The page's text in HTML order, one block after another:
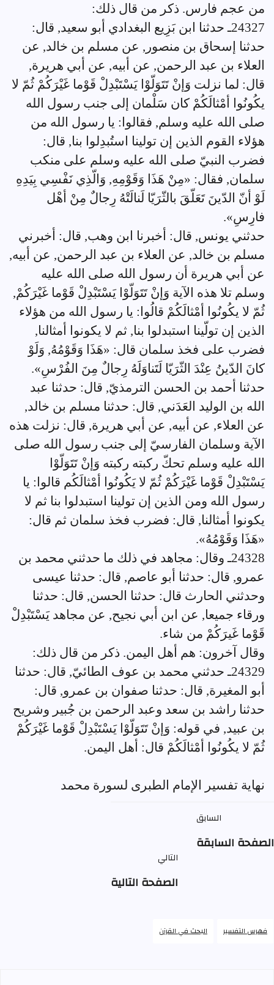
من عجم فارس. ذكر من قال ذلك:
24327ـ حدثنا ابن بَزِيع البغدادي أبو سعيد, قال:
حدثنا إسحاق بن منصور, عن مسلم بن خالد, عن
العلاء بن عبد الرحمن, عن أبيه, عن أبي هريرة,
قال: لما نزلت وَإنْ تَتَوَلّوْا يَسْتَبْدِلْ قَوْما غَيْرَكُمْ ثُمّ لا
يكُونُوا أمْثالَكُمْ كان سَلْمان إلى جنب رسول الله
صلى الله عليه وسلم, فقالوا: يا رسول الله من
هؤلاء القوم الذين إن تولينا استُبدِلوا بنا, قال:
فضرب النبيّ صلى الله عليه وسلم على منكب
سلمان, فقال: «مِنْ هَذَا وَقَوْمِهِ, وَالّذِي نَفْسِي بِيَدِهِ
لَوْ أنّ الدّينَ تَعَلّقَ بالثّرَيّا لَنالَتْهُ رِجالٌ مِنْ أهْل
فارِسِ».
حدثني يونس, قال: أخبرنا ابن وهب, قال: أخبرني
مسلم بن خالد, عن العلاء بن عبد الرحمن, عن أبيه,
عن أبي هريرة أن رسول الله صلى الله عليه
وسلم تلا هذه الآية وَإنْ تَتَوَلّوْا يَسْتَبْدِلْ قَوْما غَيْرَكُمْ,
ثُمّ لا يكُونُوا أمْثالَكُمْ قالُوا: يا رسول الله من هؤلاء
الذين إن تولّينا استبدلوا بنا, ثم لا يكونوا أمثالنا,
فضرب على فخذ سلمان قال: «هَذَا وَقَوْمُهُ, وَلَوْ
كانَ الدّينُ عِنْدَ الثّرَيّا لَتَناوَلَهُ رِجالٌ مِنَ الفُرْسِ».
حدثنا أحمد بن الحسن الترمذيّ, قال: حدثنا عبد
الله بن الوليد العَدَني, قال: حدثنا مسلم بن خالد,
عن العلاء, عن أبيه, عن أبي هريرة, قال: نزلت هذه
الآية وسلمان الفارسيّ إلى جنب رسول الله صلى
الله عليه وسلم تحكّ ركبته ركبته وَإنْ تَتَوَلّوْا
يَسْتَبْدِلْ قَوْما غَيْرَكُمْ ثُمّ لا يَكُونُوا أمْثالَكُم قالوا: يا
رسول الله ومن الذين إن تولينا استبدلوا بنا ثم لا
يكونوا أمثالنا, قال: فضرب فخذ سلمان ثم قال:
«هَذَا وَقَوْمُهُ».
24328ـ وقال: مجاهد في ذلك ما حدثني محمد بن
عمرو, قال: حدثنا أبو عاصم, قال: حدثنا عيسى
وحدثني الحارث قال: حدثنا الحسن, قال: حدثنا
ورقاء جميعا, عن ابن أبي نجيح, عن مجاهد يَسْتَبْدِلْ
قَوْما غَيرَكُمْ من شاء.
وقال آخرون: هم أهل اليمن. ذكر من قال ذلك:
24329ـ حدثني محمد بن عوف الطائيّ, قال: حدثنا
أبو المغيرة, قال: حدثنا صفوان بن عمرو, قال:
حدثنا راشد بن سعد وعبد الرحمن بن جُبير وشريح
بن عبيد, في قوله: وَإنْ تَتَوَلّوْا يَسْتَبْدِلْ قَوْما غَيْرَكُمْ
ثُمّ لا يكُونُوا أمْثالَكُمْ قال: أهل اليمن.
نهاية تفسير الإمام الطبرى لسورة محمد
السابق
الصفحة السابقة
التالي
الصفحة التالية
فهرس التفسير البحث في القرآن